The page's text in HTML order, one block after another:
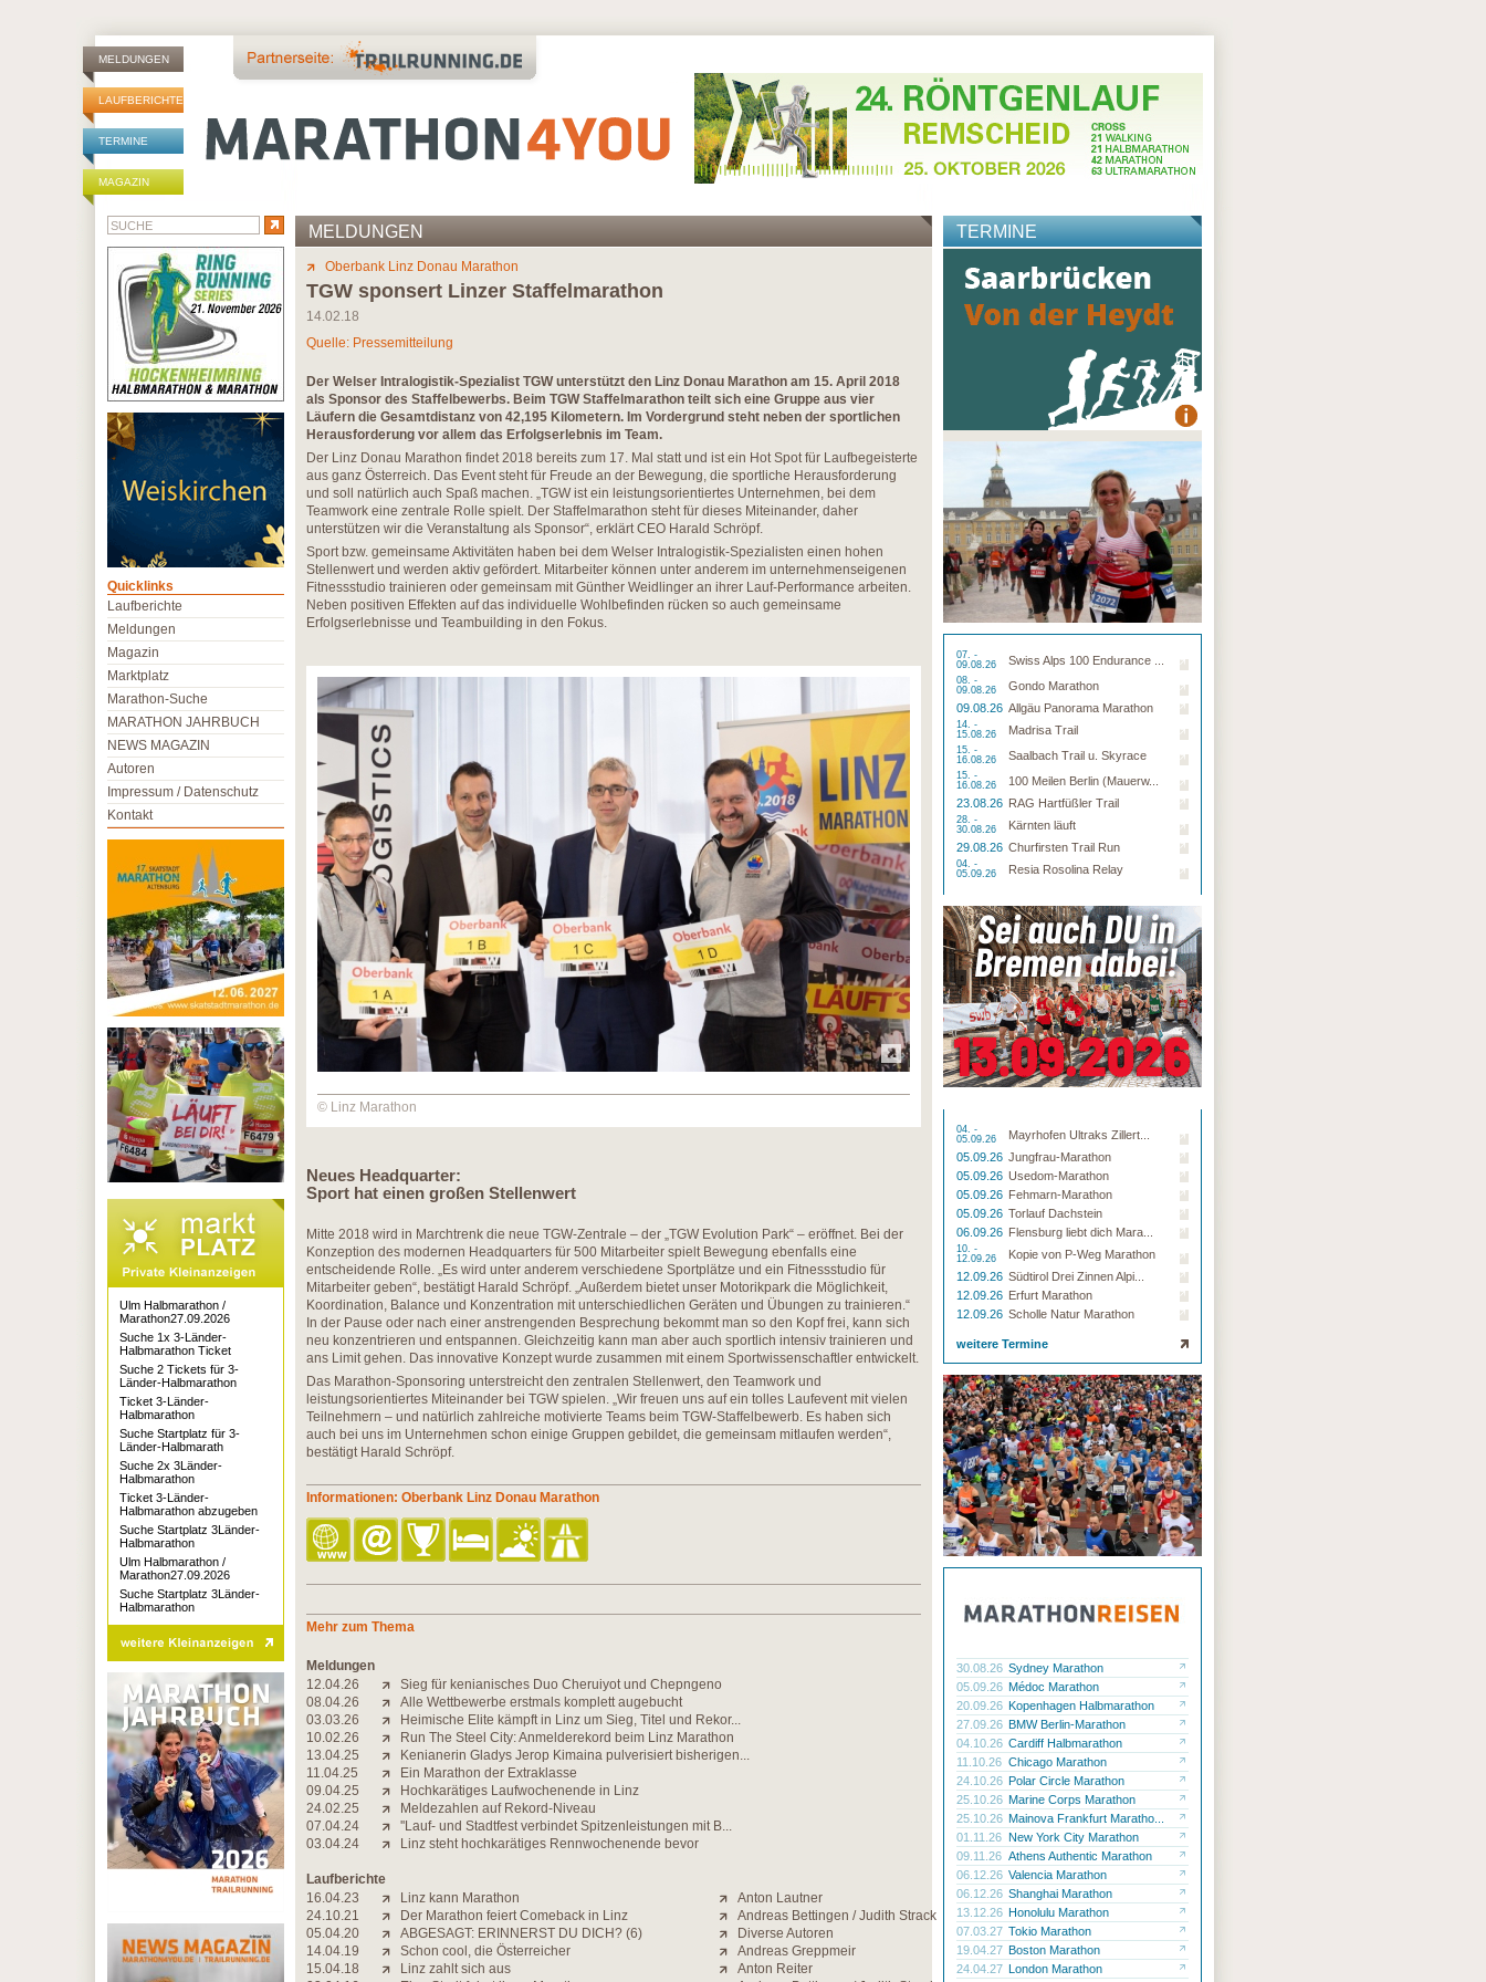
MELDUNGEN
LAUFBERICHTE
TERMINE
MAGAZIN
MELDUNGEN
Oberbank Linz Donau Marathon
TGW sponsert Linzer Staffelmarathon
14.02.18
Quelle: Pressemitteilung
Der Welser Intralogistik-Spezialist TGW unterstützt den Linz Donau Marathon am 15. April 2018
als Sponsor des Staffelbewerbs. Beim TGW Staffelmarathon teilt sich eine Gruppe aus vier
Läufern die Gesamtdistanz von 42,195 Kilometern. Im Vordergrund steht neben der sportlichen
Herausforderung vor allem das Erfolgserlebnis im Team.
Der Linz Donau Marathon findet 2018 bereits zum 17. Mal statt und ist ein Hot Spot für Laufbegeisterte
aus ganz Österreich. Das Event steht für Freude an der Bewegung, die sportliche Herausforderung
und soll natürlich auch Spaß machen. „TGW ist ein leistungsorientiertes Unternehmen, bei dem
Teamwork eine zentrale Rolle spielt. Der Staffelmarathon steht für dieses Miteinander, daher
unterstützen wir die Veranstaltung als Sponsor“, erklärt CEO Harald Schröpf.
Sport bzw. gemeinsame Aktivitäten haben bei dem Welser Intralogistik-Spezialisten einen hohen
Stellenwert und werden aktiv gefördert. Mitarbeiter können unter anderem im unternehmenseigenen
Fitnessstudio trainieren oder gemeinsam mit Günther Weidlinger an ihrer Lauf-Performance arbeiten.
Neben positiven Effekten auf das individuelle Wohlbefinden rücken so auch gemeinsame
Erfolgserlebnisse und Teambuilding in den Fokus.
© Linz Marathon
Neues Headquarter:
Sport hat einen großen Stellenwert
Mitte 2018 wird in Marchtrenk die neue TGW-Zentrale – der „TGW Evolution Park“ – eröffnet. Bei der
Konzeption des modernen Headquarters für 500 Mitarbeiter spielt Bewegung ebenfalls eine
entscheidende Rolle. „Es wird unter anderem verschiedene Sportplätze und ein Fitnessstudio für
Mitarbeiter geben“, bestätigt Harald Schröpf. „Außerdem bietet unser Motorikpark die Möglichkeit,
Koordination, Balance und Konzentration mit unterschiedlichen Geräten und Übungen zu trainieren.“
In der Pause oder nach einer anstrengenden Besprechung bekommt man so den Kopf frei, kann sich
neu konzentrieren und entspannen. Gleichzeitig kann man aber auch sportlich intensiv trainieren und
ans Limit gehen. Das innovative Konzept wurde zusammen mit einem Sportwissenschaftler entwickelt.
Das Marathon-Sponsoring unterstreicht den zentralen Stellenwert, den Teamwork und
leistungsorientiertes Miteinander bei TGW spielen. „Wir freuen uns auf ein tolles Laufevent mit vielen
Teilnehmern – und natürlich zahlreiche motivierte Teams beim TGW-Staffelbewerb. Es haben sich
auch bei uns im Unternehmen schon einige Gruppen gebildet, die gemeinsam mitlaufen werden“,
bestätigt Harald Schröpf.
Informationen: Oberbank Linz Donau Marathon
Mehr zum Thema
Meldungen
12.04.26
Sieg für kenianisches Duo Cheruiyot und Chepngeno
08.04.26
Alle Wettbewerbe erstmals komplett augebucht
03.03.26
Heimische Elite kämpft in Linz um Sieg, Titel und Rekor...
10.02.26
Run The Steel City: Anmelderekord beim Linz Marathon
13.04.25
Kenianerin Gladys Jerop Kimaina pulverisiert bisherigen...
11.04.25
Ein Marathon der Extraklasse
09.04.25
Hochkarätiges Laufwochenende in Linz
24.02.25
Meldezahlen auf Rekord-Niveau
07.04.24
''Lauf- und Stadtfest verbindet Spitzenleistungen mit B...
03.04.24
Linz steht hochkarätiges Rennwochenende bevor
Laufberichte
16.04.23
Linz kann Marathon
Anton Lautner
24.10.21
Der Marathon feiert Comeback in Linz
Andreas Bettingen / Judith Strack
05.04.20
ABGESAGT: ERINNERST DU DICH? (6)
Diverse Autoren
14.04.19
Schon cool, die Österreicher
Andreas Greppmeir
15.04.18
Linz zahlt sich aus
Anton Reiter
TERMINE
07. -
09.08.26
Swiss Alps 100 Endurance ...
08. -
09.08.26
Gondo Marathon
09.08.26 Allgäu Panorama Marathon
14. -
15.08.26
Madrisa Trail
15. -
16.08.26
Saalbach Trail u. Skyrace
15. -
16.08.26
100 Meilen Berlin (Mauerw...
23.08.26 RAG Hartfüßler Trail
28. -
30.08.26
Kärnten läuft
29.08.26 Churfirsten Trail Run
04. -
05.09.26
Resia Rosolina Relay
04. -
05.09.26
Mayrhofen Ultraks Zillert...
05.09.26 Jungfrau-Marathon
05.09.26 Usedom-Marathon
05.09.26 Fehmarn-Marathon
05.09.26 Torlauf Dachstein
06.09.26 Flensburg liebt dich Mara...
10. -
12.09.26
Kopie von P-Weg Marathon
12.09.26 Südtirol Drei Zinnen Alpi...
12.09.26 Erfurt Marathon
12.09.26 Scholle Natur Marathon
weitere Termine
30.08.26 Sydney Marathon
05.09.26 Médoc Marathon
20.09.26 Kopenhagen Halbmarathon
27.09.26 BMW Berlin-Marathon
04.10.26 Cardiff Halbmarathon
11.10.26 Chicago Marathon
24.10.26 Polar Circle Marathon
25.10.26 Marine Corps Marathon
25.10.26 Mainova Frankfurt Maratho...
01.11.26 New York City Marathon
09.11.26 Athens Authentic Marathon
06.12.26 Valencia Marathon
06.12.26 Shanghai Marathon
13.12.26 Honolulu Marathon
07.03.27 Tokio Marathon
19.04.27 Boston Marathon
24.04.27 London Marathon
Quicklinks
Laufberichte
Meldungen
Magazin
Marktplatz
Marathon-Suche
MARATHON JAHRBUCH
NEWS MAGAZIN
Autoren
Impressum / Datenschutz
Kontakt
Ulm Halbmarathon /
Marathon27.09.2026
Suche 1x 3-Länder-
Halbmarathon Ticket
Suche 2 Tickets für 3-
Länder-Halbmarathon
Ticket 3-Länder-
Halbmarathon
Suche Startplatz für 3-
Länder-Halbmarath
Suche 2x 3Länder-
Halbmarathon
Ticket 3-Länder-
Halbmarathon abzugeben
Suche Startplatz 3Länder-
Halbmarathon
Ulm Halbmarathon /
Marathon27.09.2026
Suche Startplatz 3Länder-
Halbmarathon